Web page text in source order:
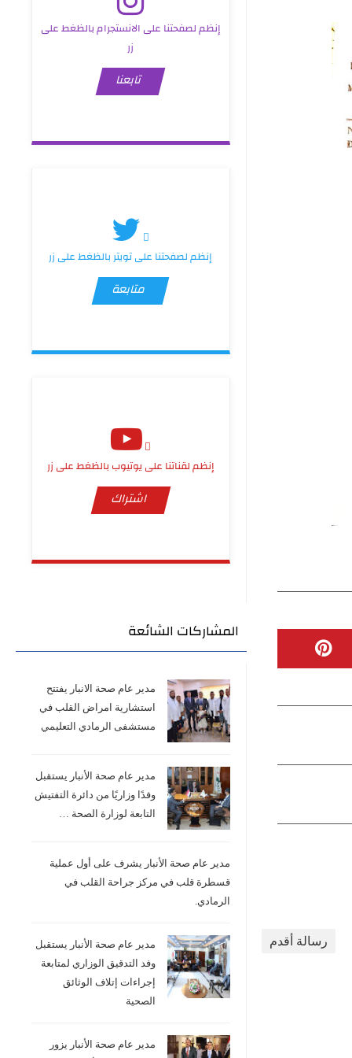
رسالة أقدم
إنظم لصفحتنا على الانستجرام بالظغط على
زر
تابعنا
إنظم لصفحتنا على تويتر بالظغط على زر
متابعة
إنظم لقناتنا على يوتيوب بالظغط على زر
اشتراك
المشاركات الشائعة
مدير عام صحة الانبار يفتتح
استشارية امراض القلب في
مستشفى الرمادي التعليمي
مدير عام صحة الأنبار يستقبل
وفدًا وزاريًا من دائرة التفتيش
التابعة لوزارة الصحة …
مدير عام صحة الأنبار يشرف على أول عملية
قسطرة قلب في مركز جراحة القلب في
الرمادي.
مدير عام صحة الأنبار يستقبل
وفد التدقيق الوزاري لمتابعة
إجراءات إتلاف الوثائق
الصحية
مدير عام صحة الأنبار يزور